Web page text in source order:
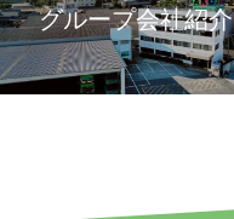
グループ会社紹介